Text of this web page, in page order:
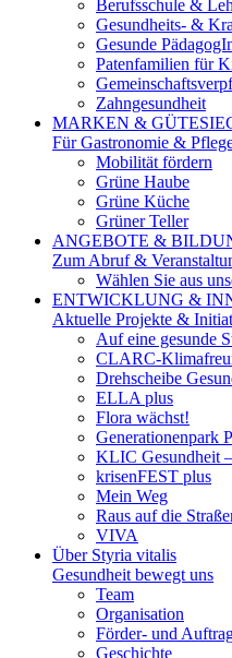
Berufsschule &
Gesundheits- &
Gesunde
Patenfamilien für
Zahngesundheit
MARKEN &
Für Gastronomie &
Mobilität fördern
Grüne Haube
Grüne Küche
Grüner Teller
ANGEBOTE &
Zum Abruf &
Wählen Sie aus
ENTWICKLUNG &
Aktuelle Projekte &
Auf eine gesunde
CLARC-
Drehscheibe
ELLA plus
Flora wächst!
Generationenpark
KLIC Gesundheit
krisenFEST plus
Mein Weg
Raus auf die
VIVA
Über Styria vitalis
Gesundheit bewegt uns
Team
Organisation
Förder- und
Geschichte